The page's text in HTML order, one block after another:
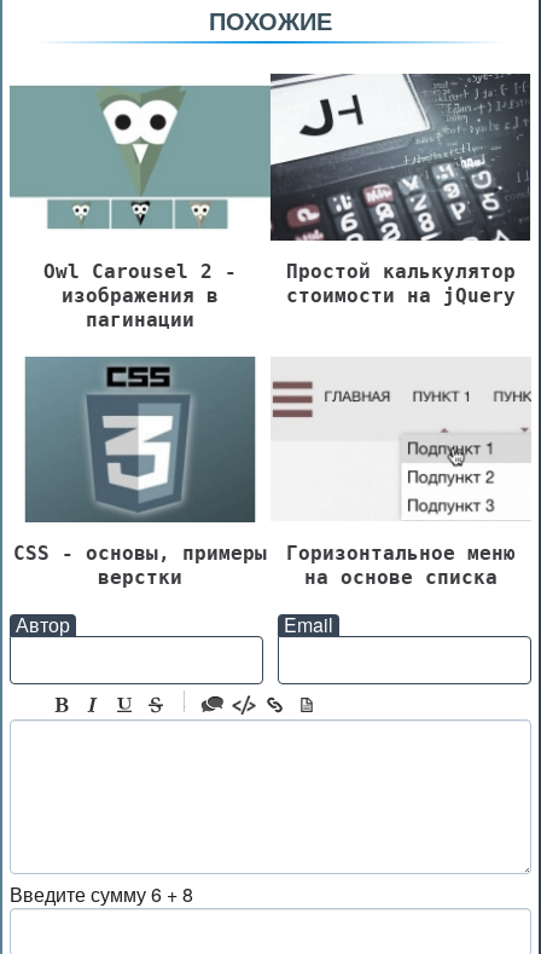
ПОХОЖИЕ
Owl Carousel 2 -
изображения в
пагинации
Простой калькулятор
стоимости на jQuery
CSS - основы, примеры
верстки
Горизонтальное меню
на основе списка
Автор Email
-
-
-
Введите сумму 6 + 8